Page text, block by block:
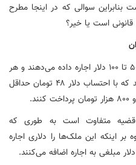
بنابراین سوالی که در اینجا مطرح
است یا خیر؟
در زعفرانیه خانه‌های نوساز را ماهانه ۵۰ تا ۱۰۰ دلار اجاره داده می‌دهند و هر
۶ ماه سه درصد روی آن اضافه می‌کنند که با احتساب دلار ۴۸ تومان حداقل
قضیه متفاوت است به طوری که
بر اینکه این ملک‌ها را دلاری اجاره
مبلغی به اجاره اضافه می‌کنند.